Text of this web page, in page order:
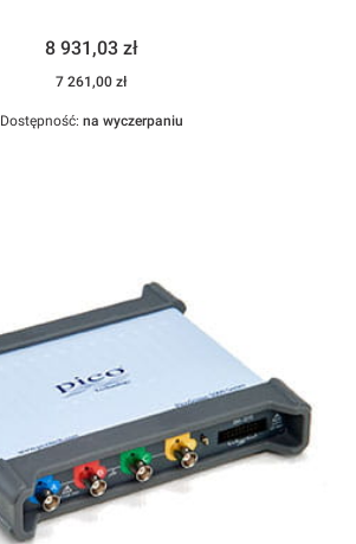
Cena
8 931,03 zł
Cena
7 261,00 zł
Dostępność: na wyczerpaniu